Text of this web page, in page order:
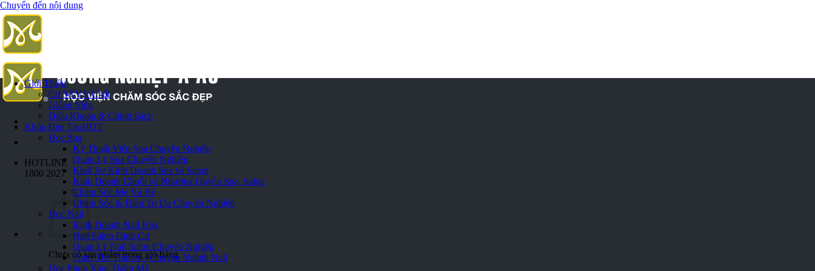
Chuyển đến nội dung
HOTLINE
1800 2027
Chưa có sản phẩm trong giỏ hàng.
Giới Thiệu
Cơ Sở Vật Chất
Giảng Viên
Điều Khoản & Chính Sách
Khóa Đào TạoHOT
Học Spa
Kỹ Thuật Viên Spa Chuyên Nghiệp
Quản Lý Spa Chuyên Nghiệp
Khởi Sự Kinh Doanh Spa và Salon
Kinh Doanh Chuỗi và Nhượng Quyền Spa, Salon
Chăm Sóc Mẹ Và Bé
Chăm Sóc & Điều Trị Da Chuyên Nghiệp
Học Nail
Kinh Doanh Nail Box
Nail Salon Định Cư
Quản Lý Nail Salon Chuyên Nghiệp
Train The Trainer – Chuyên Ngành Nail
Học Phun Xăm Thẩm Mỹ